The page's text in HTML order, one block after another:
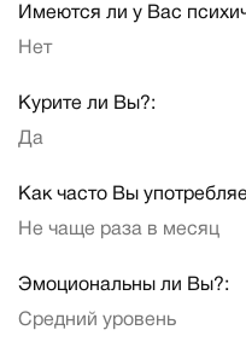
Имеются ли у Вас
Нет
Курите ли Вы?:
Да
Как часто Вы
Не чаще раза в месяц
Эмоциональны ли Вы?:
Средний уровень